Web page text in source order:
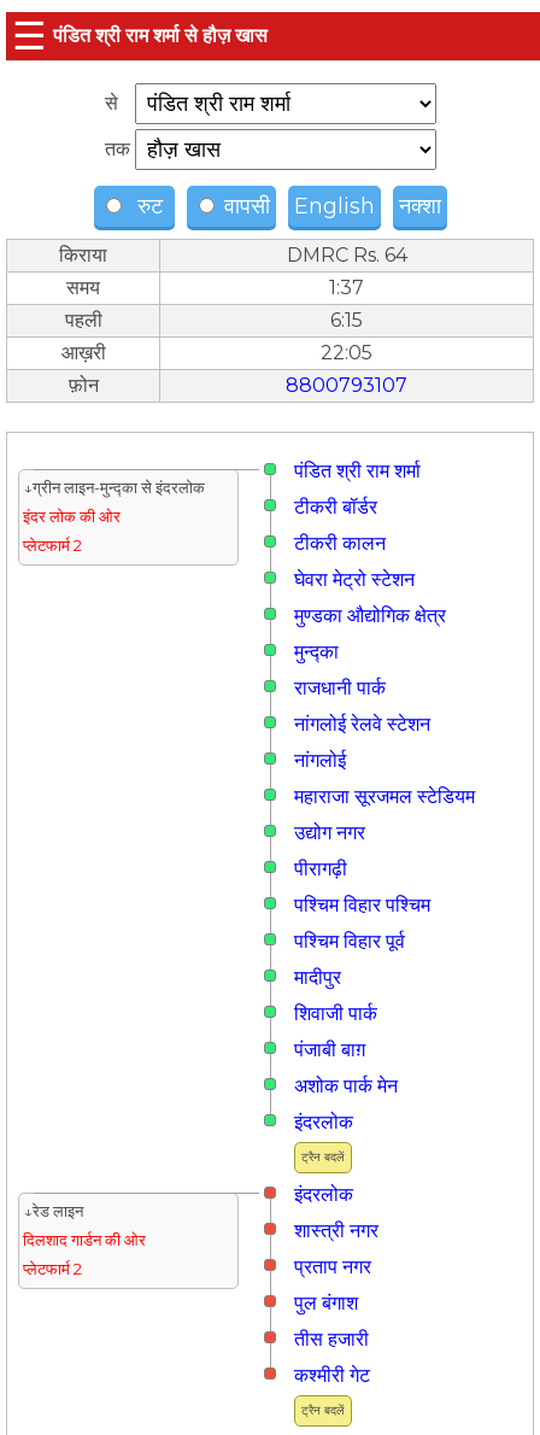
☰ पंडित श्री राम शर्मा से हौज़ खास
से
तक
रुट वापसी English नक्शा
किराया
DMRC Rs. 64
समय
1:37
पहली
6:15
आख़री
22:05
फ़ोन
8800793107
पंडित श्री राम शर्मा
↓ग्रीन लाइन-मुन्द्का से इंदरलोक
इंदर लोक की ओर
प्लेटफार्म 2
टीकरी बॉर्डर
टीकरी कालन
घेवरा मेट्रो स्टेशन
मुण्डका औद्योगिक क्षेत्र
मुन्द्का
राजधानी पार्क
नांगलोई रेलवे स्टेशन
नांगलोई
महाराजा सूरजमल स्टेडियम
उद्योग नगर
पीरागढ़ी
पश्चिम विहार पश्चिम
पश्चिम विहार पूर्व
मादीपुर
शिवाजी पार्क
पंजाबी बाग़
अशोक पार्क मेन
ट्रैन बदलें
इंदरलोक
इंदरलोक
↓रेड लाइन
दिलशाद गार्डन की ओर
प्लेटफार्म 2
शास्त्री नगर
प्रताप नगर
पुल बंगाश
तीस हजारी
ट्रैन बदलें
कश्मीरी गेट